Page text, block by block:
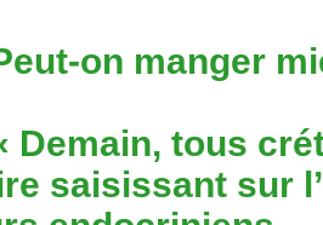
on manger
Demain, tous
saisissant sur